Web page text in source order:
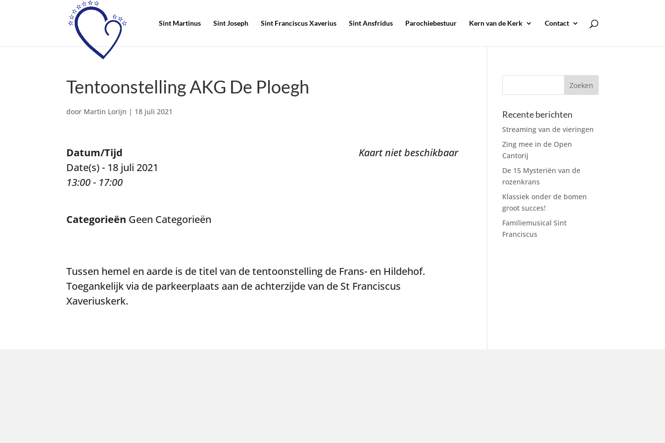
Sint Martinus Sint Joseph Sint Franciscus Xaverius Sint Ansfridus Parochiebestuur Kern van de Kerk Contact
Tentoonstelling AKG De Ploegh
door Martin Lorijn | 18 juli 2021
Kaart niet beschikbaar
Datum/Tijd
Date(s) - 18 juli 2021
13:00 - 17:00
Categorieën Geen Categorieën
Tussen hemel en aarde is de titel van de tentoonstelling de Frans- en Hildehof.
Toegankelijk via de parkeerplaats aan de achterzijde van de St Franciscus
Xaveriuskerk.
Recente berichten
Streaming van de vieringen
Zing mee in de Open
Cantorij
De 15 Mysteriën van de
rozenkrans
Klassiek onder de bomen
groot succes!
Familiemusical Sint
Franciscus